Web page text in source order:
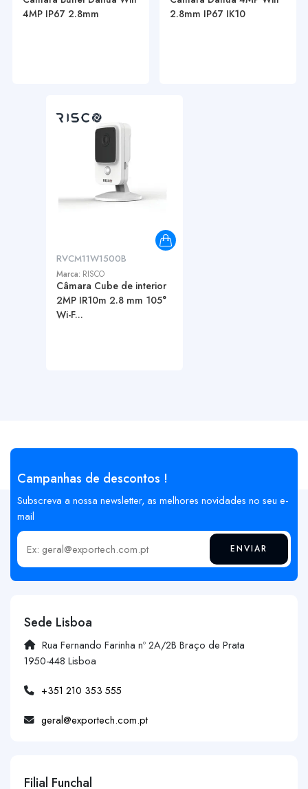
4MP IP67 2.8mm
2.8mm IP67 IK10
RVCM11W1500B
Marca: RISCO
Câmara Cube de interior
2MP IR10m 2.8 mm 105°
Wi-F...
Campanhas de descontos !
Subscreva a nossa newsletter, as melhores novidades no seu e-
mail
Insira o seu email ENVIAR
Sede Lisboa
Rua Fernando Farinha nº 2A/2B Braço de Prata
1950-448 Lisboa
+351 210 353 555
geral@exportech.com.pt
Filial Funchal